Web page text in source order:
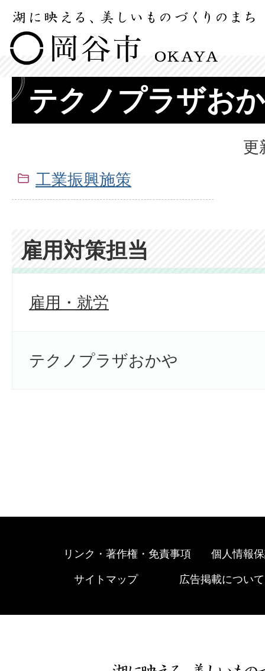
テクノプラザお
更
工業振興施策
雇用対策担当
雇用・就労
テクノプラザおかや
リンク・著作権・免責事項 個人情報
サイトマップ 広告掲載について